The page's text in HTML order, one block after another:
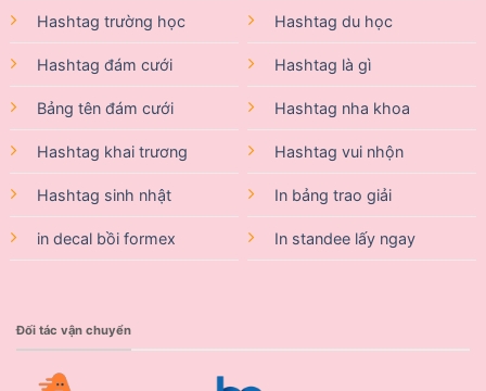
Hashtag trường học
Hashtag đám cưới
Bảng tên đám cưới
Hashtag khai trương
Hashtag sinh nhật
in decal bồi formex
Hashtag du học
Hashtag là gì
Hashtag nha khoa
Hashtag vui nhộn
In bảng trao giải
In standee lấy ngay
Đối tác vận chuyển